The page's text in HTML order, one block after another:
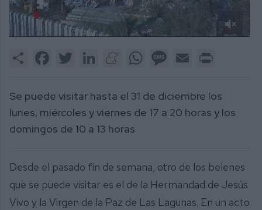
2
Share FacebookTwitter LinkedInMeneameWhatsAppMessage
Email
Se puede visitar hasta el 31 de diciembre los
lunes, miércoles y viernes de 17 a 20 horas y los
domingos de 10 a 13 horas
Desde el pasado fin de semana, otro de los belenes
que se puede visitar es el de la Hermandad de Jesús
Vivo y la Virgen de la Paz de Las Lagunas. En un acto